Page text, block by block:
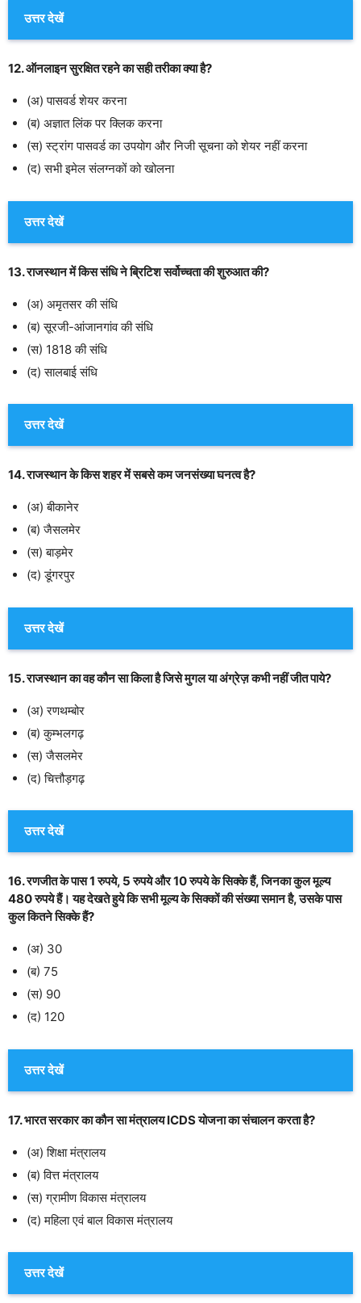
उत्तर देखें
12. ऑनलाइन सुरक्षित रहने का सही तरीका क्या है?
(अ) पासवर्ड शेयर करना
(ब) अज्ञात लिंक पर क्लिक करना
(स) स्ट्रांग पासवर्ड का उपयोग और निजी सूचना को शेयर नहीं करना
(द) सभी इमेल संलग्नकों को खोलना
उत्तर देखें
13. राजस्थान में किस संधि ने ब्रिटिश सर्वोच्चता की शुरुआत की?
(अ) अमृतसर की संधि
(ब) सूरजी-आंजानगांव की संधि
(स) 1818 की संधि
(द) सालबाई संधि
उत्तर देखें
14. राजस्थान के किस शहर में सबसे कम जनसंख्या घनत्व है?
(अ) बीकानेर
(ब) जैसलमेर
(स) बाड़मेर
(द) डूंगरपुर
उत्तर देखें
15. राजस्थान का वह कौन सा किला है जिसे मुगल या अंग्रेज़ कभी नहीं जीत पाये?
(अ) रणथम्बोर
(ब) कुम्भलगढ़
(स) जैसलमेर
(द) चित्तौड़गढ़
उत्तर देखें
16. रणजीत के पास 1 रुपये, 5 रुपये और 10 रुपये के सिक्के हैं, जिनका कुल मूल्य
480 रुपये हैं। यह देखते हुये कि सभी मूल्य के सिक्कों की संख्या समान है, उसके पास
कुल कितने सिक्के हैं?
(अ) 30
(ब) 75
(स) 90
(द) 120
उत्तर देखें
17. भारत सरकार का कौन सा मंत्रालय ICDS योजना का संचालन करता है?
(अ) शिक्षा मंत्रालय
(ब) वित्त मंत्रालय
(स) ग्रामीण विकास मंत्रालय
(द) महिला एवं बाल विकास मंत्रालय
उत्तर देखें